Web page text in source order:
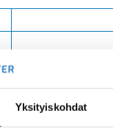
Yksityiskohdat